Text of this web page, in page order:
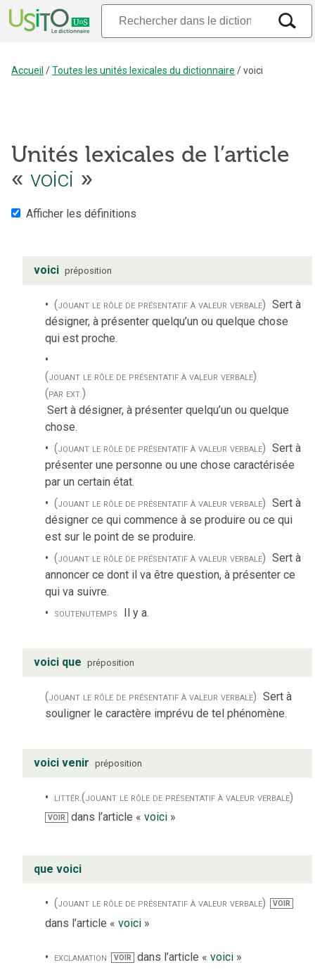
Accueil /Toutes les unités lexicales du dictionnaire /voici
Unités lexicales de l’article
« voici »
Afficher les définitions
voici préposition
(jouant le rôle de présentatif à valeur verbale) Sert à
désigner, à présenter quelqu’un ou quelque chose
qui est proche.
(jouant le rôle de présentatif à valeur verbale)
(par ext.)
Sert à désigner, à présenter quelqu’un ou quelque
chose.
(jouant le rôle de présentatif à valeur verbale) Sert à
présenter une personne ou une chose caractérisée
par un certain état.
(jouant le rôle de présentatif à valeur verbale) Sert à
désigner ce qui commence à se produire ou ce qui
est sur le point de se produire.
(jouant le rôle de présentatif à valeur verbale) Sert à
annoncer ce dont il va être question, à présenter ce
qui va suivre.
soutenutemps Il y a.
voici que préposition
(jouant le rôle de présentatif à valeur verbale) Sert à
souligner le caractère imprévu de tel phénomène.
voici venir préposition
littér.(jouant le rôle de présentatif à valeur verbale)
VOIR dans l’article «voici »
que voici
(jouant le rôle de présentatif à valeur verbale) VOIR
dans l’article « voici »
exclamation VOIR dans l’article « voici»